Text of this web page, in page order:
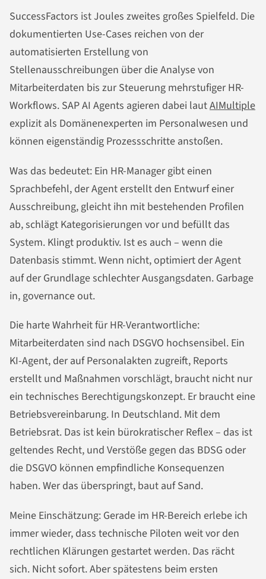
SuccessFactors ist Joules zweites großes Spielfeld. Die
dokumentierten Use-Cases reichen von der
automatisierten Erstellung von
Stellenausschreibungen über die Analyse von
Mitarbeiterdaten bis zur Steuerung mehrstufiger HR-
Workflows. SAP AI Agents agieren dabei lautAIMultiple
explizit als Domänenexperten im Personalwesen und
können eigenständig Prozessschritte anstoßen.
Was das bedeutet: Ein HR-Manager gibt einen
Sprachbefehl, der Agent erstellt den Entwurf einer
Ausschreibung, gleicht ihn mit bestehenden Profilen
ab, schlägt Kategorisierungen vor und befüllt das
System. Klingt produktiv. Ist es auch – wenn die
Datenbasis stimmt. Wenn nicht, optimiert der Agent
auf der Grundlage schlechter Ausgangsdaten. Garbage
in, governance out.
Die harte Wahrheit für HR-Verantwortliche:
Mitarbeiterdaten sind nach DSGVO hochsensibel. Ein
KI-Agent, der auf Personalakten zugreift, Reports
erstellt und Maßnahmen vorschlägt, braucht nicht nur
ein technisches Berechtigungskonzept. Er braucht eine
Betriebsvereinbarung. In Deutschland. Mit dem
Betriebsrat. Das ist kein bürokratischer Reflex – das ist
geltendes Recht, und Verstöße gegen das BDSG oder
die DSGVO können empfindliche Konsequenzen
haben. Wer das überspringt, baut auf Sand.
Meine Einschätzung: Gerade im HR-Bereich erlebe ich
immer wieder, dass technische Piloten weit vor den
rechtlichen Klärungen gestartet werden. Das rächt
sich. Nicht sofort. Aber spätestens beim ersten